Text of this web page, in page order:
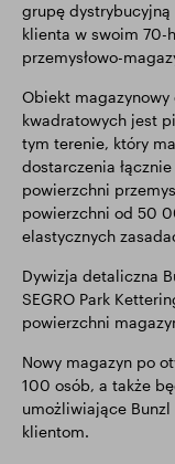
grupę dystrybucyjną
klienta w swoim 70-
przemysłowo-
Obiekt
kwadratowych jest
tym terenie, który
dostarczenia
powierzchni
powierzchni od 50
elastycznych
Dywizja detaliczna
SEGRO Park
powierzchni
Nowy magazyn po
100 osób, a także
umożliwiające
klientom.